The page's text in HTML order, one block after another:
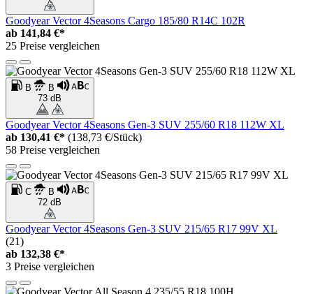
Goodyear Vector 4Seasons Cargo 185/80 R14C 102R
ab 141,84 €*
25 Preise vergleichen
B
B
73 dB
Goodyear Vector 4Seasons Gen-3 SUV 255/60 R18 112W XL
ab 130,41 €* (138,73 €/Stück)
58 Preise vergleichen
C
B
72 dB
Goodyear Vector 4Seasons Gen-3 SUV 215/65 R17 99V XL
(21)
ab 132,38 €*
3 Preise vergleichen